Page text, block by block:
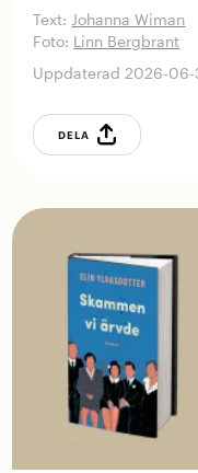
Text: Johanna Wiman
Foto: Linn Bergbrant
Uppdaterad 2026-
DELA